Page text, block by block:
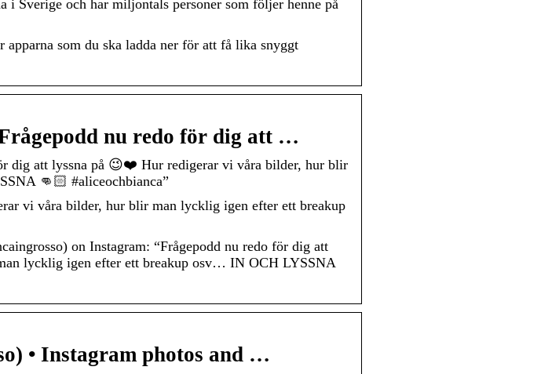
Sverige och har miljontals personer som följer henne på
som du ska ladda ner för att få lika snyggt
nu redo för dig att …
dig att lyssna på 😉❤️ Hur redigerar vi våra bilder, hur blir
👊🏻 #aliceochbianca”
vi våra bilder, hur blir man lycklig igen efter ett breakup
on Instagram: “Frågepodd nu redo för dig att
lycklig igen efter ett breakup osv… IN OCH LYSSNA
• Instagram photos and …